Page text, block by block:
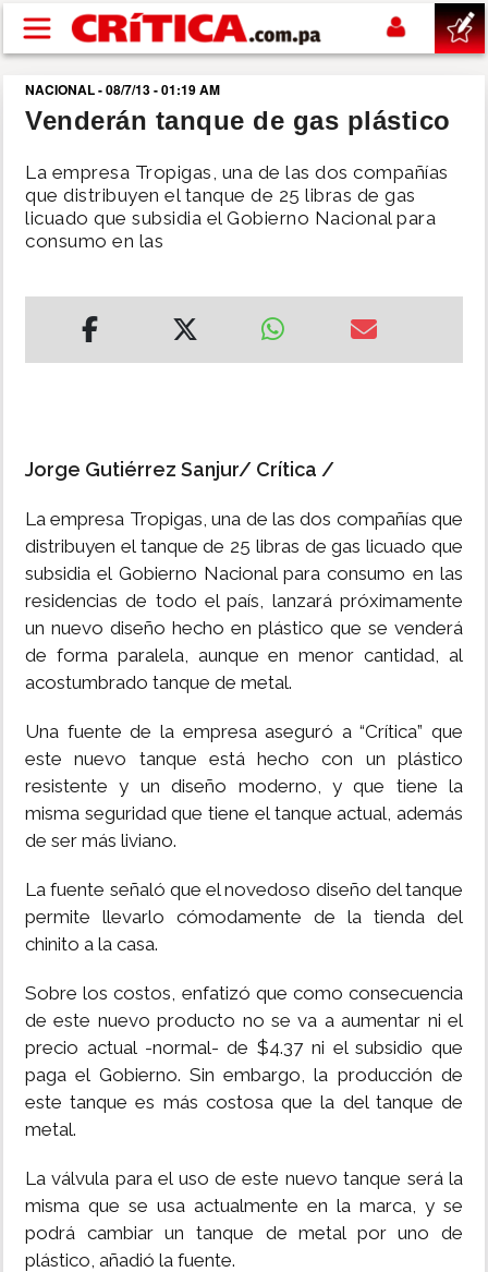
Pasar al contenido principal
buscar
NACIONAL
MUNDO
INSÓLITAS
MULTIMEDIA
IMPRESO
NACIONAL - 08/7/13 - 01:19 AM
Venderán tanque de gas plástico
La empresa Tropigas, una de las dos compañías
que distribuyen el tanque de 25 libras de gas
licuado que subsidia el Gobierno Nacional para
consumo en las
Jorge Gutiérrez Sanjur/ Crítica /
La empresa Tropigas, una de las dos compañías que
distribuyen el tanque de 25 libras de gas licuado que
subsidia el Gobierno Nacional para consumo en las
residencias de todo el país, lanzará próximamente
un nuevo diseño hecho en plástico que se venderá
de forma paralela, aunque en menor cantidad, al
acostumbrado tanque de metal.
Una fuente de la empresa aseguró a “Crítica” que
este nuevo tanque está hecho con un plástico
resistente y un diseño moderno, y que tiene la
misma seguridad que tiene el tanque actual, además
de ser más liviano.
La fuente señaló que el novedoso diseño del tanque
permite llevarlo cómodamente de la tienda del
chinito a la casa.
Sobre los costos, enfatizó que como consecuencia
de este nuevo producto no se va a aumentar ni el
precio actual -normal- de $4.37 ni el subsidio que
paga el Gobierno. Sin embargo, la producción de
este tanque es más costosa que la del tanque de
metal.
La válvula para el uso de este nuevo tanque será la
misma que se usa actualmente en la marca, y se
podrá cambiar un tanque de metal por uno de
plástico, añadió la fuente.